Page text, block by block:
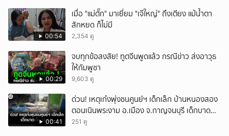
00:54
เมื่อ "แม่ตั๊ก" มาเยี่ยม "เจ๊ใหญ่" ถึงเตียง แม้น้ำตา
สักหยด ก็ไม่มี
2,354 ดู
00:29
จบทุกข้อสงสัย! ทูตจีนพูดแล้ว กรณีข่าว ส่งอาวุธ
ให้กัมพูชา
9,603 ดู
00:41
ด่วน! เหตุเก๋งพุ่งชนศูนย์ฯ เด็กเล็ก บ้านหนองสอง
ตอนเนินพระงาม อ.เมือง จ.กาญจนบุรี เด็กบาด
เจ็บ 13 ราย
251 ดู